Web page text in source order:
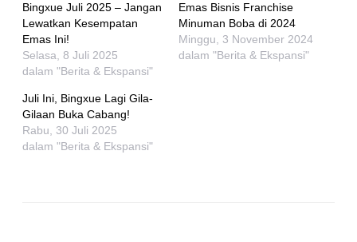
Bingxue Juli 2025 – Jangan
Lewatkan Kesempatan
Emas Ini!
Selasa, 8 Juli 2025
dalam "Berita & Ekspansi"
Emas Bisnis Franchise
Minuman Boba di 2024
Minggu, 3 November 2024
dalam "Berita & Ekspansi"
Juli Ini, Bingxue Lagi Gila-
Gilaan Buka Cabang!
Rabu, 30 Juli 2025
dalam "Berita & Ekspansi"